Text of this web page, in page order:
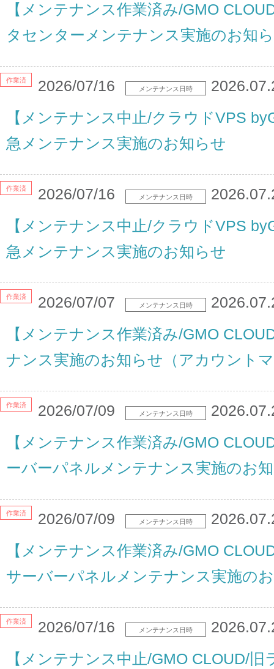
【メンテナンス作業済み/GMO
タセンターメンテナンス実施のお知
2026/07/16 メンテナンス日時
作業済
【メンテナンス中止/クラウドVPS
急メンテナンス実施のお知らせ
2026/07/16 メンテナンス日時
作業済
【メンテナンス中止/クラウドVPS
急メンテナンス実施のお知らせ
2026/07/07 メンテナンス日時
作業済
【メンテナンス作業済み/GMO
ナンス実施のお知らせ（アカウント
2026/07/09 メンテナンス日時
作業済
【メンテナンス作業済み/GMO
ーバーパネルメンテナンス実施のお
2026/07/09 メンテナンス日時
作業済
【メンテナンス作業済み/GMO
サーバーパネルメンテナンス実施の
2026/07/16 メンテナンス日時
作業済
【メンテナンス中止/GMO CLOUD/